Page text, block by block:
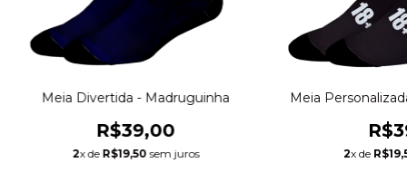
Meia Divertida - Madruguinha
R$39,00
2x de R$19,50 sem juros
Meia
2x de